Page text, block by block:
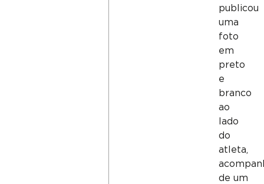
publicou
uma
foto
em
preto
e
branco
ao
lado
do
atleta,
de um